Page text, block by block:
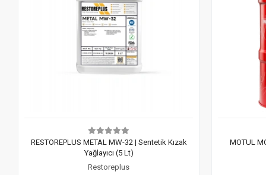
RESTOREPLUS METAL MW-32 | Sentetik Kızak
Yağlayıcı (5 Lt)
Restoreplus
MOTUL